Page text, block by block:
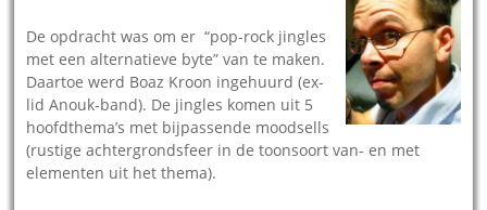
De opdracht was om er “pop-rock jingles
met een alternatieve byte” van te maken.
Daartoe werd Boaz Kroon ingehuurd (ex-
lid Anouk-band). De jingles komen uit 5
hoofdthema’s met bijpassende moodsells
(rustige achtergrondsfeer in de toonsoort van- en met
elementen uit het thema).